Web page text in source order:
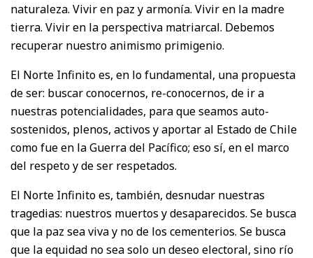
naturaleza. Vivir en paz y armonía. Vivir en la madre
tierra. Vivir en la perspectiva matriarcal. Debemos
recuperar nuestro animismo primigenio.
El Norte Infinito es, en lo fundamental, una propuesta
de ser: buscar conocernos, re-conocernos, de ir a
nuestras potencialidades, para que seamos auto-
sostenidos, plenos, activos y aportar al Estado de Chile
como fue en la Guerra del Pacífico; eso sí, en el marco
del respeto y de ser respetados.
El Norte Infinito es, también, desnudar nuestras
tragedias: nuestros muertos y desaparecidos. Se busca
que la paz sea viva y no de los cementerios. Se busca
que la equidad no sea solo un deseo electoral, sino río